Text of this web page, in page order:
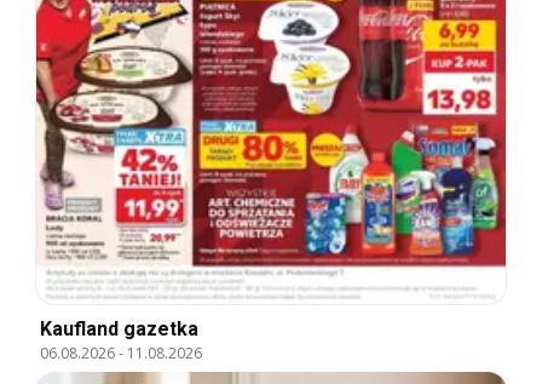
Kaufland gazetka
06.08.2026- 11.08.2026